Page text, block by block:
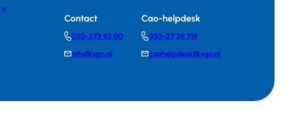
Contact
Telephonenumber
030-273 93 00
E-info@vgn.nl
Cao-helpdesk
Telephonenumber
030-27 39 719
E-caohelpdesk@vgn.nl